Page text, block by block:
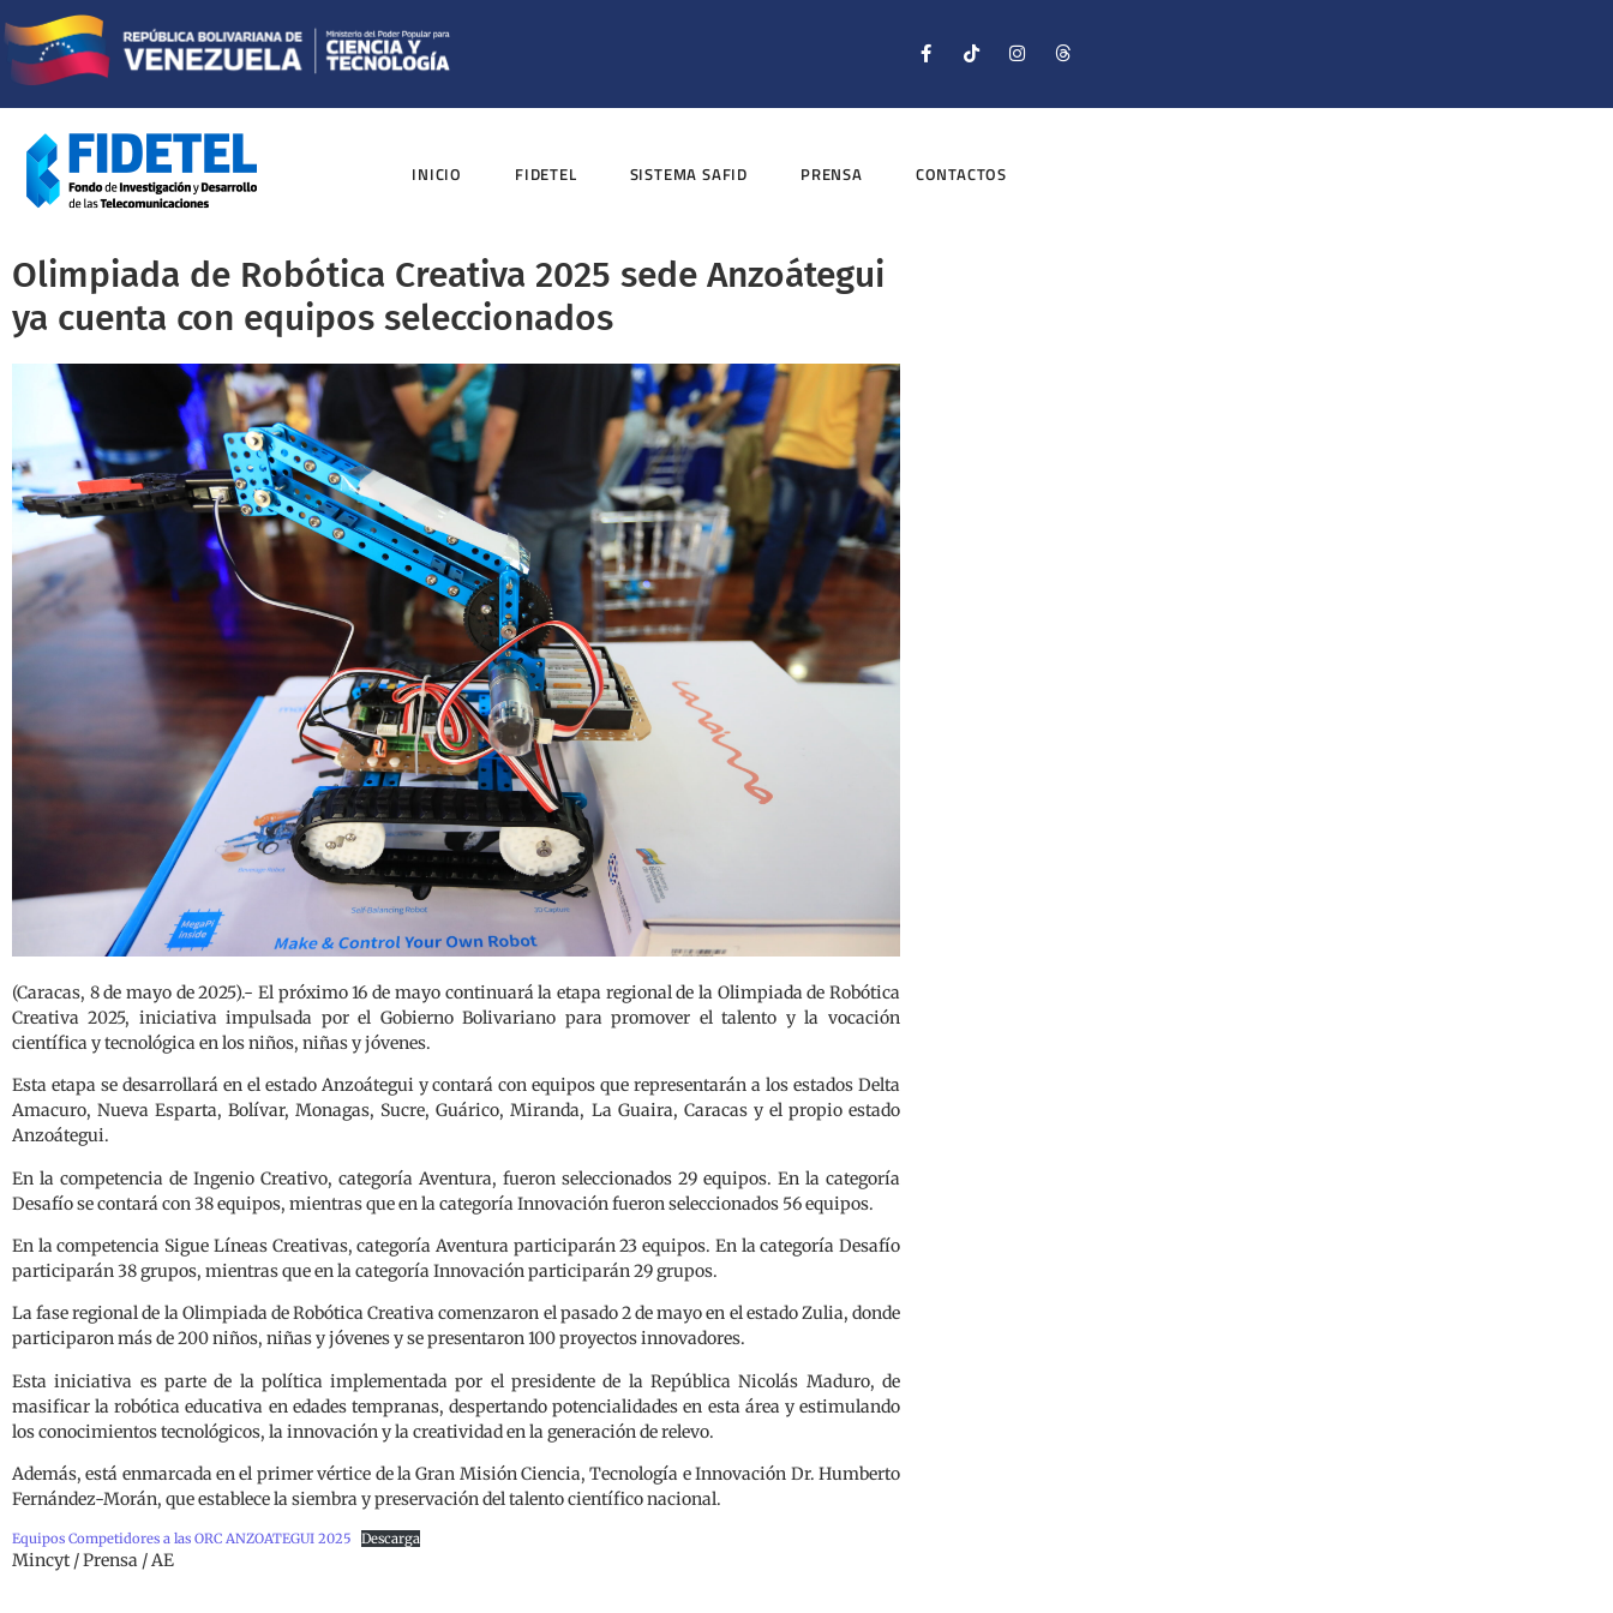
INICIO FIDETEL SISTEMA SAFID PRENSA CONTACTOS
Olimpiada de Robótica Creativa 2025 sede Anzoátegui
ya cuenta con equipos seleccionados
(Caracas, 8 de mayo de 2025).- El próximo 16 de mayo continuará la etapa regional de la Olimpiada de Robótica
Creativa 2025, iniciativa impulsada por el Gobierno Bolivariano para promover el talento y la vocación
científica y tecnológica en los niños, niñas y jóvenes.
Esta etapa se desarrollará en el estado Anzoátegui y contará con equipos que representarán a los estados Delta
Amacuro, Nueva Esparta, Bolívar, Monagas, Sucre, Guárico, Miranda, La Guaira, Caracas y el propio estado
Anzoátegui.
En la competencia de Ingenio Creativo, categoría Aventura, fueron seleccionados 29 equipos. En la categoría
Desafío se contará con 38 equipos, mientras que en la categoría Innovación fueron seleccionados 56 equipos.
En la competencia Sigue Líneas Creativas, categoría Aventura participarán 23 equipos. En la categoría Desafío
participarán 38 grupos, mientras que en la categoría Innovación participarán 29 grupos.
La fase regional de la Olimpiada de Robótica Creativa comenzaron el pasado 2 de mayo en el estado Zulia, donde
participaron más de 200 niños, niñas y jóvenes y se presentaron 100 proyectos innovadores.
Esta iniciativa es parte de la política implementada por el presidente de la República Nicolás Maduro, de
masificar la robótica educativa en edades tempranas, despertando potencialidades en esta área y estimulando
los conocimientos tecnológicos, la innovación y la creatividad en la generación de relevo.
Además, está enmarcada en el primer vértice de la Gran Misión Ciencia, Tecnología e Innovación Dr. Humberto
Fernández-Morán, que establece la siembra y preservación del talento científico nacional.
Equipos Competidores a las ORC ANZOATEGUI 2025 Descarga
Mincyt / Prensa / AE